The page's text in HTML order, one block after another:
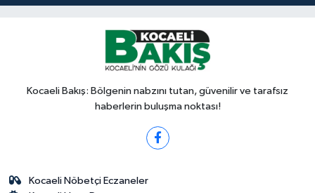
Kocaeli Bakış: Bölgenin nabzını tutan, güvenilir ve tarafsız
haberlerin buluşma noktası!
Kocaeli Nöbetçi Eczaneler